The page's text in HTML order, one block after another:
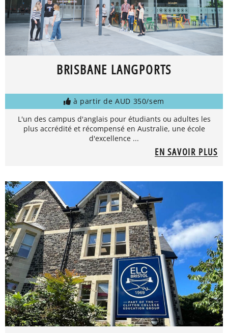
BRISBANE LANGPORTS
à partir de AUD 350/sem
L'un des campus d'anglais pour étudiants ou adultes les
plus accrédité et récompensé en Australie, une école
d'excellence ...
EN SAVOIR PLUS